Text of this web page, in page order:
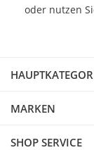
oder nutzen
MARKEN
SHOP SERVICE